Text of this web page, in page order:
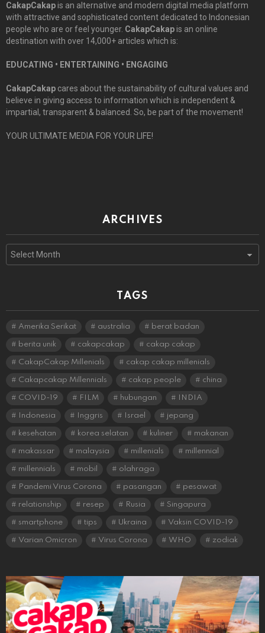
CakapCakapis an alternative and modern digital media platform
with attractive and sophisticated content dedicated to Indonesian
people who are or feel younger. CakapCakapis an online
destination with over 14,000+ articles which is:
EDUCATING • ENTERTAINING • ENGAGING
CakapCakap cares about the sustainability of cultural values and
believe in giving access to information which is independent &
impartial, transparent & balanced. So, be part of the movement!
YOUR ULTIMATE MEDIA FOR YOUR LIFE!
ARCHIVES
Archives
TAGS
Amerika Serikat australia berat badan
berita unik cakapcakap cakap cakap
CakapCakap Millenials cakap cakap millenials
Cakapcakap Millennials cakap people china
COVID-19 FILM hubungan INDIA
Indonesia Inggris Israel jepang
kesehatan korea selatan kuliner makanan
makassar malaysia millenials millennial
millennials mobil olahraga
Pandemi Virus Corona pasangan pesawat
relationship resep Rusia Singapura
smartphone tips Ukraina Vaksin COVID-19
Varian Omicron Virus Corona WHO zodiak